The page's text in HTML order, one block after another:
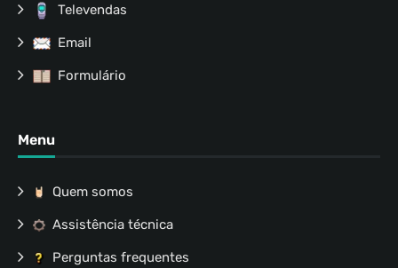
Televendas
Email
Formulário
Menu
Quem somos
Assistência técnica
Perguntas frequentes